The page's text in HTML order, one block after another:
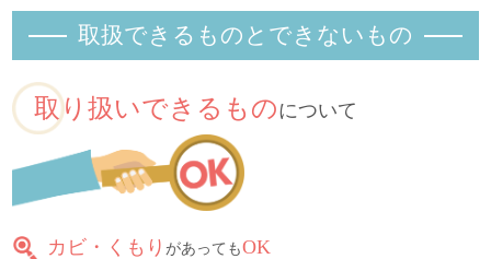
取扱できるものとできないもの
取り扱いできるものについて
カビ・くもり があってもOK